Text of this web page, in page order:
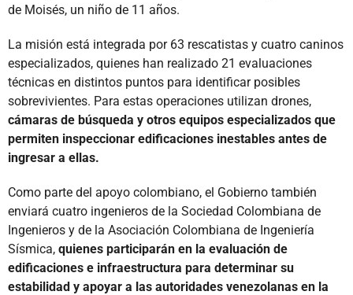
de Moisés, un niño de 11 años.
La misión está integrada por 63 rescatistas y cuatro caninos
especializados, quienes han realizado 21 evaluaciones
técnicas en distintos puntos para identificar posibles
sobrevivientes. Para estas operaciones utilizan drones,
cámaras de búsqueda y otros equipos especializados que
permiten inspeccionar edificaciones inestables antes de
ingresar a ellas.
Como parte del apoyo colombiano, el Gobierno también
enviará cuatro ingenieros de la Sociedad Colombiana de
Ingenieros y de la Asociación Colombiana de Ingeniería
Sísmica, quienes participarán en la evaluación de
edificaciones e infraestructura para determinar su
estabilidad y apoyar a las autoridades venezolanas en la